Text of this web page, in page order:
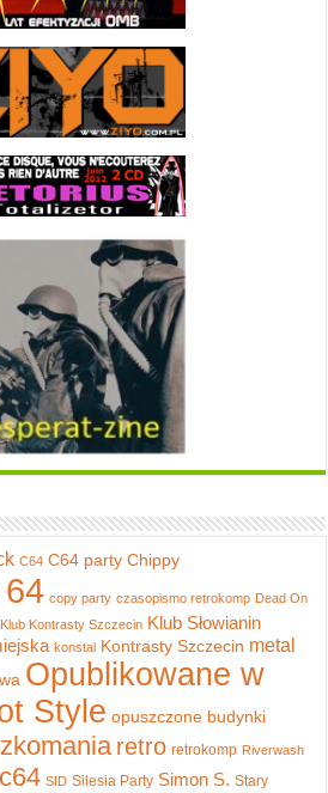
C64 C64 party Chippy
copy party czasopismo retrokomp Dead On
Klub Kontrasty Szczecin Klub Słowianin
konstal Kontrasty Szczecin metal
Opublikowane w
Style opuszczone budynki
retro retrokomp Riverwash
SID Silesia Party Simon S. Stary